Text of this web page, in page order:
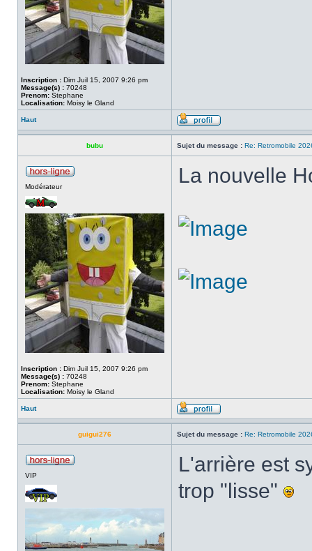
Inscription : Dim Juil 15, 2007 9:26 pm
Message(s) : 70248
Prenom: Stephane
Localisation: Moisy le Gland
Haut
bubu Sujet du message : Re: Retromobile
Modérateur
Inscription : Dim Juil 15, 2007 9:26 pm
Message(s) : 70248
Prenom: Stephane
Localisation: Moisy le Gland
La nouvelle
Haut
guigui276 Sujet du message : Re: Retromobile
VIP
L'arrière est
trop "lisse"